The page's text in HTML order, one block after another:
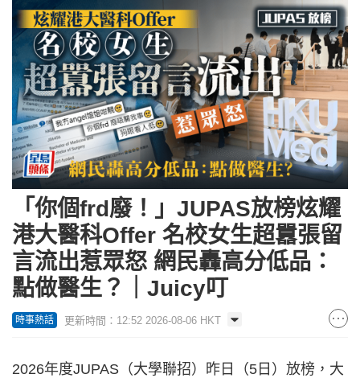
「你個frd廢！」JUPAS放榜炫耀
港大醫科Offer 名校女生超囂張留
言流出惹眾怒 網民轟高分低品：
點做醫生？｜Juicy叮
時事熱話 更新時間：12:52 2026-08-06 HKT
2026年度JUPAS（大學聯招）昨日（5日）放榜，大